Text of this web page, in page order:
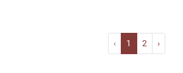
‹ 1 2 ›